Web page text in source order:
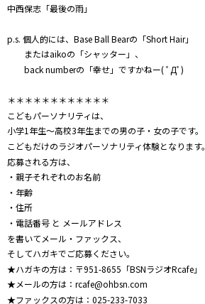
中西保志「最後の雨」
p.s. 個人的には、Base Ball Bearの「Short Hair」
またはaikoの「シャッター」、
back numberの「幸せ」ですかねー( ﾟДﾟ)
＊＊＊＊＊＊＊＊＊＊＊＊
こどもパーソナリティは、
小学1年生～高校3年生までの男の子・女の子です。
こどもだけのラジオパーソナリティ体験となります。
応募される方は、
・親子それぞれのお名前
・年齢
・住所
・電話番号 と メールアドレス
を書いてメール・ファックス、
そしてハガキでご応募ください。
★ハガキの方は：〒951-8655「BSNラジオRcafe」
★メールの方は：rcafe@ohbsn.com
★ファックスの方は：025-233-7033